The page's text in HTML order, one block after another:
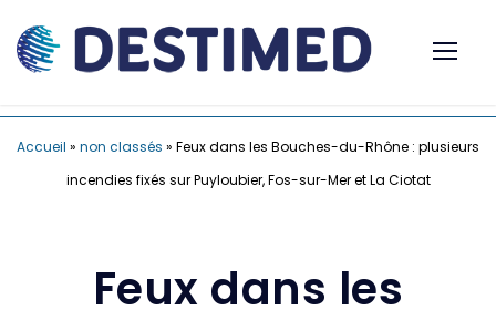
Accueil » non classés » Feux dans les Bouches-du-Rhône : plusieurs
incendies fixés sur Puyloubier, Fos-sur-Mer et La Ciotat
Feux dans les